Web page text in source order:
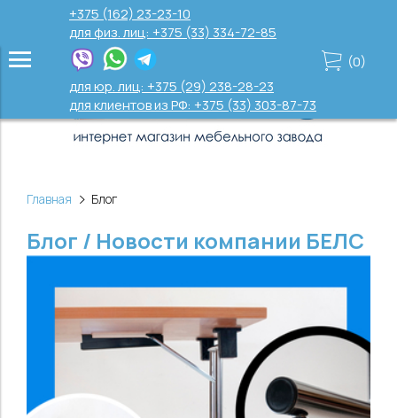
+375 (162) 23-23-10
для физ. лиц: +375 (33) 334-72-85
для юр. лиц: +375 (29) 238-28-23
для клиентов из РФ: +375 (33) 303-87-73
(0)
Главная Блог
Блог / Новости компании БЕЛС